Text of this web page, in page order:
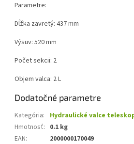
Parametre:
Dĺžka zavretý: 437 mm
Výsuv: 520 mm
Počet sekcii: 2
Objem valca: 2 L
Dodatočné parametre
Kategória:
Hydraulické valce
Hmotnosť: 0.1 kg
EAN: 2000000170049